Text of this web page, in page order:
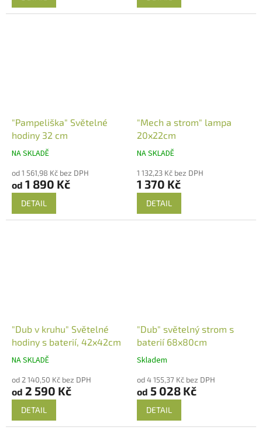
"Pampeliška" Světelné
hodiny 32 cm
NA SKLADĚ
od 1 561,98 Kč bez DPH
od 1 890 Kč
DETAIL
"Mech a strom" lampa
20x22cm
NA SKLADĚ
1 132,23 Kč bez DPH
1 370 Kč
DETAIL
"Dub v kruhu" Světelné
hodiny s baterií, 42x42cm
NA SKLADĚ
od 2 140,50 Kč bez DPH
od 2 590 Kč
DETAIL
"Dub" světelný strom s
baterií 68x80cm
Skladem
od 4 155,37 Kč bez DPH
od 5 028 Kč
DETAIL